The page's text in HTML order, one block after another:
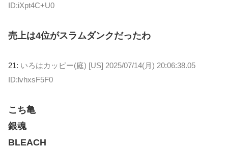
ID:iXpt4C+U0
売上は4位がスラムダンクだったわ
21: いろはカッピー(庭) [US] 2025/07/14(月) 20:06:38.05
ID:lvhxsF5F0
こち亀
銀魂
BLEACH